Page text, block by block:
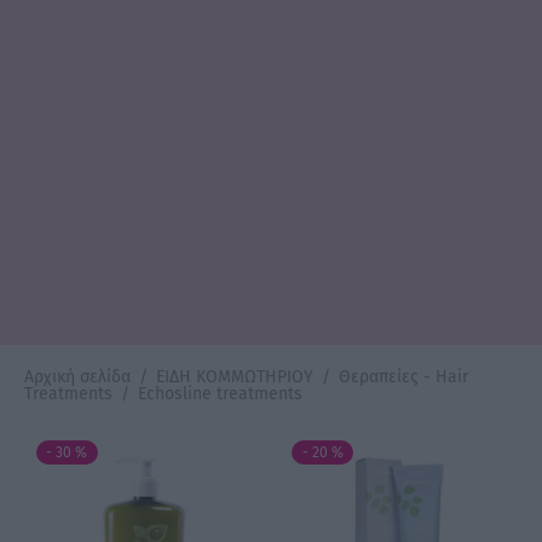
Αρχική σελίδα / ΕΙΔΗ ΚΟΜΜΩΤΗΡΙΟΥ / Θεραπείες - Hair
Treatments / Echosline treatments
- 30 % - 20 %